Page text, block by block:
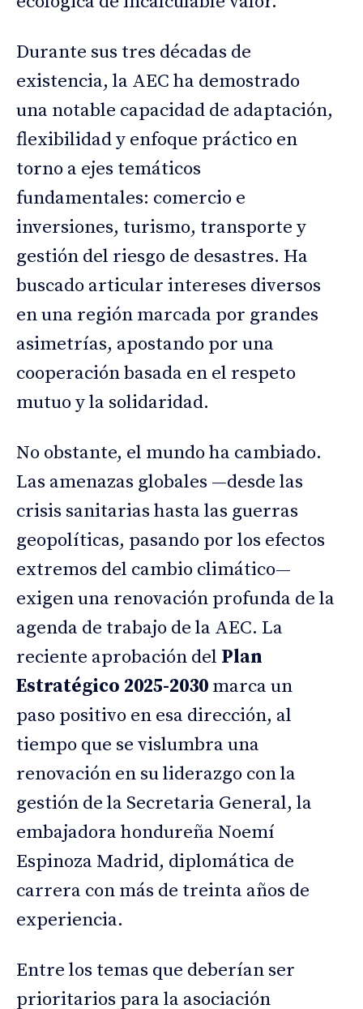
Durante sus tres décadas de
existencia, la AEC ha demostrado
una notable capacidad de adaptación,
flexibilidad y enfoque práctico en
torno a ejes temáticos
fundamentales: comercio e
inversiones, turismo, transporte y
gestión del riesgo de desastres. Ha
buscado articular intereses diversos
en una región marcada por grandes
asimetrías, apostando por una
cooperación basada en el respeto
mutuo y la solidaridad.
No obstante, el mundo ha cambiado.
Las amenazas globales —desde las
crisis sanitarias hasta las guerras
geopolíticas, pasando por los efectos
extremos del cambio climático—
exigen una renovación profunda de la
agenda de trabajo de la AEC. La
reciente aprobación del Plan
Estratégico 2025-2030 marca un
paso positivo en esa dirección, al
tiempo que se vislumbra una
renovación en su liderazgo con la
gestión de la Secretaria General, la
embajadora hondureña Noemí
Espinoza Madrid, diplomática de
carrera con más de treinta años de
experiencia.
Entre los temas que deberían ser
prioritarios para la asociación